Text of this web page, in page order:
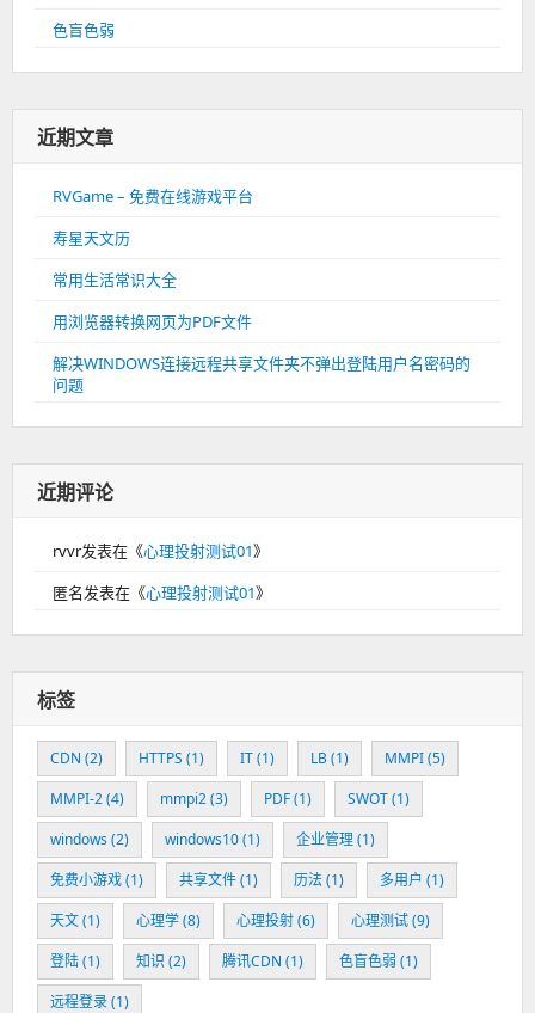
色盲色弱
近期文章
RVGame – 免费在线游戏平台
寿星天文历
常用生活常识大全
用浏览器转换网页为PDF文件
解决WINDOWS连接远程共享文件夹不弹出登陆用户名密码的
问题
近期评论
rvvr发表在《心理投射测试01》
匿名发表在《心理投射测试01》
标签
CDN (2) HTTPS (1) IT(1) LB(1) MMPI(5)
MMPI-2(4) mmpi2(3) PDF(1) SWOT(1)
windows(2) windows10(1) 企业管理(1)
免费小游戏(1) 共享文件(1) 历法(1) 多用户 (1)
天文(1) 心理学(8) 心理投射(6) 心理测试(9)
登陆(1) 知识 (2) 腾讯CDN (1) 色盲色弱 (1)
远程登录(1)